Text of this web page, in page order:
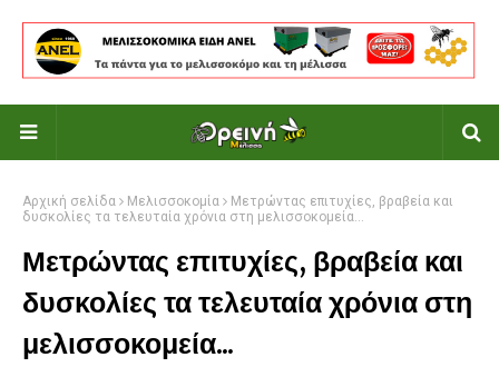
Αρχική σελίδα Μελισσοκομία
Μετρώντας επιτυχίες, βραβεία και
δυσκολίες τα τελευταία χρόνια στη μελισσοκομεία...
Μετρώντας επιτυχίες, βραβεία και
δυσκολίες τα τελευταία χρόνια στη
μελισσοκομεία...